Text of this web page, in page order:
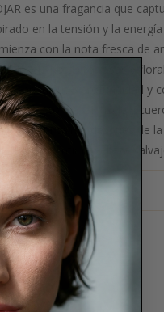
es una fragancia que
en la tensión y la
con la nota fresca de
revela notas terrosas y
añadiendo profundidad y
haba tonka, almizcle y
a la calma después de
desean sentir la belleza
OJAR